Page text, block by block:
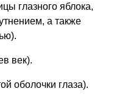
глазного яблока,
а также
век).
оболочки глаза).